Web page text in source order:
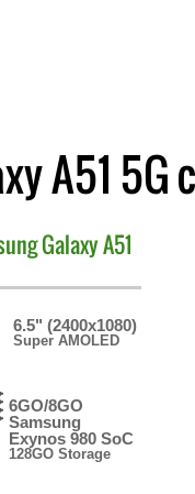
A51 5G
Galaxy A51
6.5" (2400x1080)
Super AMOLED
6GO/8GO
Samsung
Exynos 980 SoC
128GO Storage